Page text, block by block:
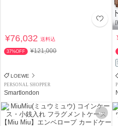
¥76,032送料込
37%OFF ¥121,000
LOEWE
PERSONAL SHOPPER
Smartlondon